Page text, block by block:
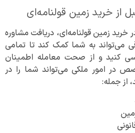
از خرید زمین قولنامه‌ای
خرید زمین قولنامه‌ای، دریافت مشاوره
می‌تواند به شما کمک کند تا تمامی
کنید و از صحت معامله اطمینان
در امور ملکی می‌تواند شما را در
از جمله: